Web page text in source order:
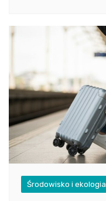
Środowisko i ekologia